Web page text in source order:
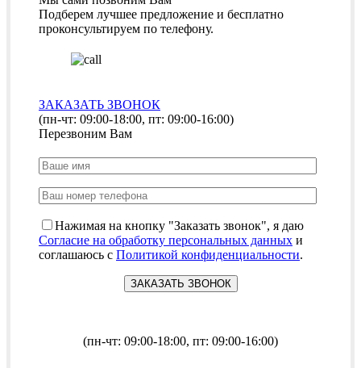
Подберем лучшее предложение и бесплатно
проконсультируем по телефону.
ЗАКАЗАТЬ ЗВОНОК
(пн-чт: 09:00-18:00, пт: 09:00-16:00)
Перезвоним Вам
Нажимая на кнопку "Заказать звонок", я даю
Согласие на обработку персональных данных и
соглашаюсь с Политикой конфиденциальности.
(пн-чт: 09:00-18:00, пт: 09:00-16:00)